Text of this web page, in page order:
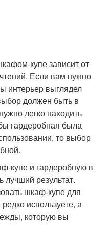
купе зависит от
Если вам нужно
интерьер выглядел
должен быть в
легко находить
гардеробная была
то выбор
купе и гардеробную в
лучший результат.
шкаф-купе для
используете, а
которую вы